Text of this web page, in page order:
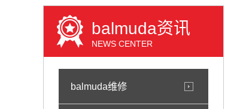
balmuda资讯
NEWS CENTER
balmuda维修